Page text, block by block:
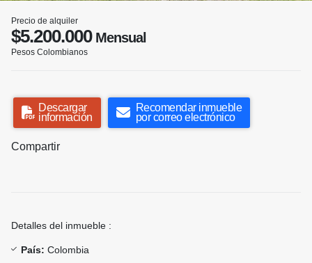
Precio de alquiler
$5.200.000Mensual
Pesos Colombianos
Descargar
información
Recomendar inmueble
por correo electrónico
Compartir
Detalles del inmueble :
País: Colombia